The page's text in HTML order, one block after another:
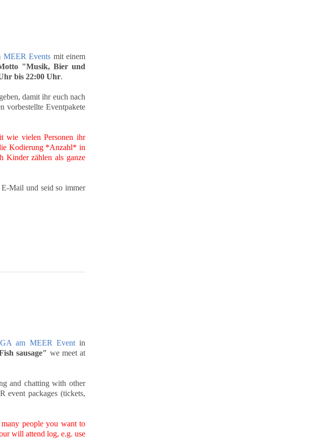
MEER Events mit einem
"Musik, Bier und
bis 22:00 Uhr.
damit ihr euch nach
vorbestellte Eventpakete
wie vielen Personen ihr
Kodierung *Anzahl* in
zählen als ganze
Mail und seid so immer
am MEER Eventin
sausage" we meet at
and chatting with other
event packages (tickets,
people you want to
will attend log, e.g. use